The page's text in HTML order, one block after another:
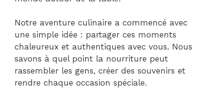
Notre aventure culinaire a commencé avec
une simple idée : partager ces moments
chaleureux et authentiques avec vous. Nous
savons à quel point la nourriture peut
rassembler les gens, créer des souvenirs et
rendre chaque occasion spéciale.